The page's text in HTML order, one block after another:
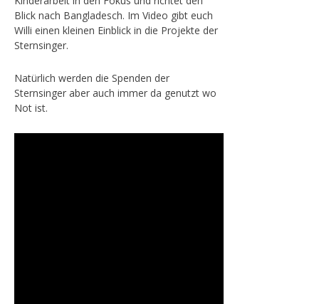
Blick nach Bangladesch. Im Video gibt euch
Willi einen kleinen Einblick in die Projekte der
Sternsinger.
Natürlich werden die Spenden der
Sternsinger aber auch immer da genutzt wo
Not ist.